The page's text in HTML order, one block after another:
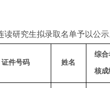
研究生拟录取名单予以公示
证件号码 姓名
综合
核成